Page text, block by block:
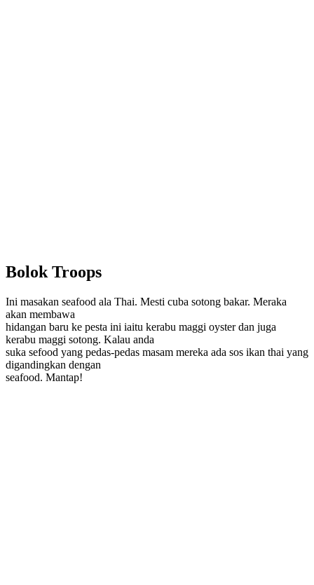
Bolok Troops
Ini masakan seafood ala Thai. Mesti cuba sotong bakar. Meraka
akan membawa
hidangan baru ke pesta ini iaitu kerabu maggi oyster dan juga
kerabu maggi sotong. Kalau anda
suka sefood yang pedas-pedas masam mereka ada sos ikan thai yang
digandingkan dengan
seafood. Mantap!